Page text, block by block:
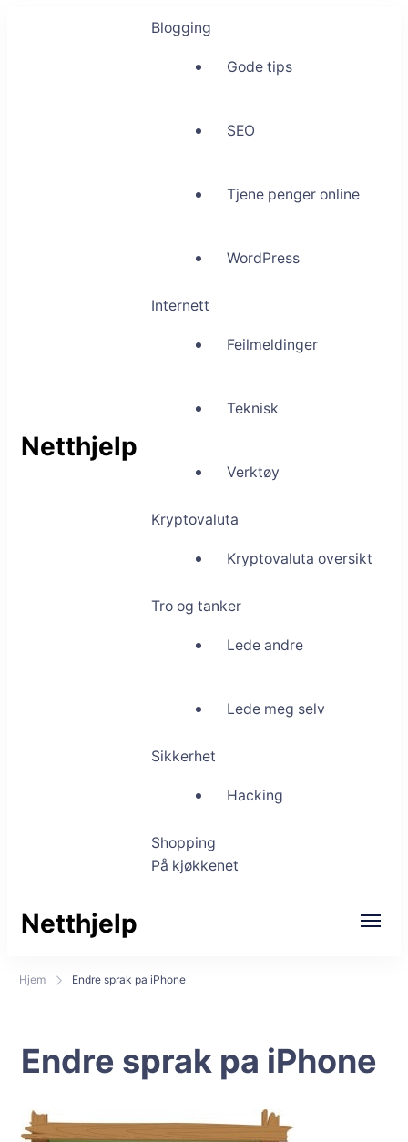
Netthjelp
Blogging
Gode tips
SEO
Tjene penger online
WordPress
Internett
Feilmeldinger
Teknisk
Verktøy
Kryptovaluta
Kryptovaluta oversikt
Tro og tanker
Lede andre
Lede meg selv
Sikkerhet
Hacking
Shopping
På kjøkkenet
Netthjelp
Hjem Endre sprak pa iPhone
Endre sprak pa iPhone